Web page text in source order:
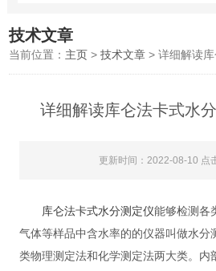
技术文章
当前位置： 主页 >技术文章 > 详细解读库
详细解读库仑法卡式水
更新时间：2022-08-10 点
库仑法卡式水分测定仪能够检测各
气体等样品中含水率的的仪器叫做水分
类物理测定法和化学测定法两大类。内